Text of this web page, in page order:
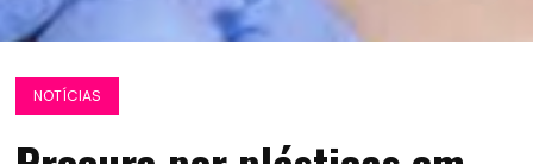
NOTÍCIAS